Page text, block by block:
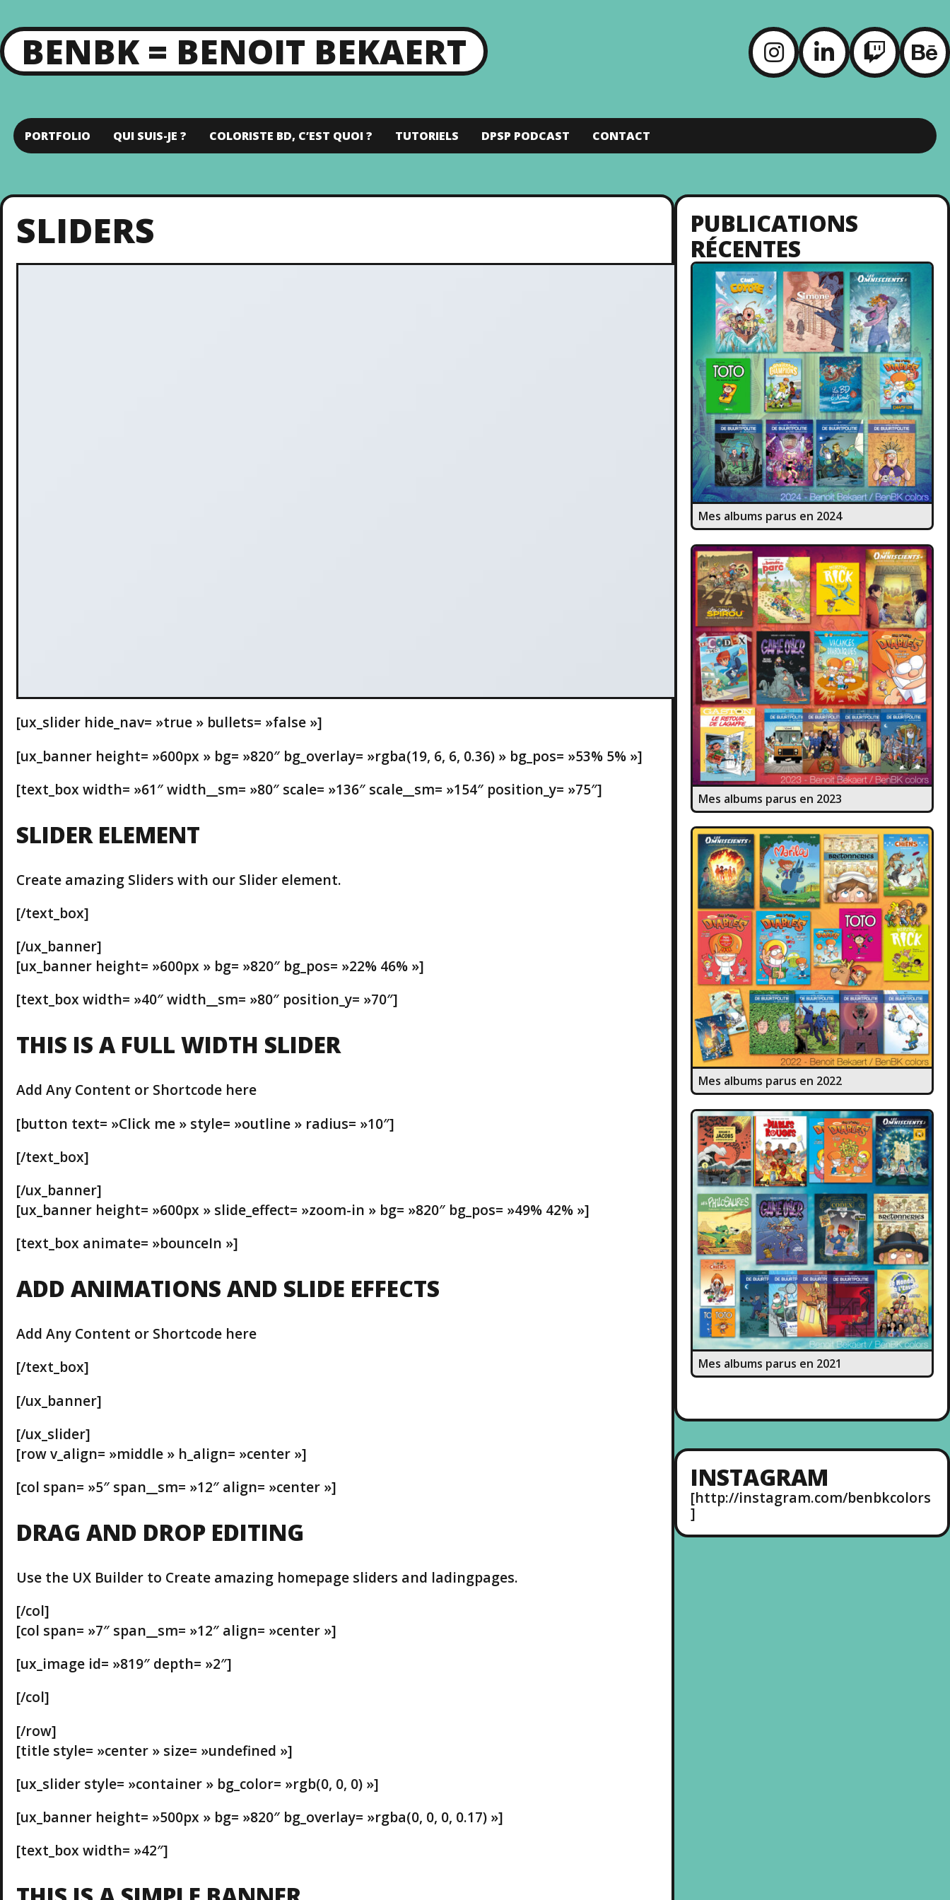
PORTFOLIO QUI SUIS-JE ? COLORISTE BD, C’EST QUOI ? TUTORIELS DPSP PODCAST CONTACT
BENBK = BENOIT BEKAERT
SLIDERS
[ux_slider hide_nav= »true » bullets= »false »]
[ux_banner height= »600px » bg= »820″ bg_overlay= »rgba(19, 6, 6, 0.36) » bg_pos= »53% 5% »]
[text_box width= »61″ width__sm= »80″ scale= »136″ scale__sm= »154″ position_y= »75″]
SLIDER ELEMENT
Create amazing Sliders with our Slider element.
[/text_box]
[/ux_banner]
[ux_banner height= »600px » bg= »820″ bg_pos= »22% 46% »]
[text_box width= »40″ width__sm= »80″ position_y= »70″]
THIS IS A FULL WIDTH SLIDER
Add Any Content or Shortcode here
[button text= »Click me » style= »outline » radius= »10″]
[/text_box]
[/ux_banner]
[ux_banner height= »600px » slide_effect= »zoom-in » bg= »820″ bg_pos= »49% 42% »]
[text_box animate= »bounceIn »]
ADD ANIMATIONS AND SLIDE EFFECTS
Add Any Content or Shortcode here
[/text_box]
[/ux_banner]
[/ux_slider]
[row v_align= »middle » h_align= »center »]
[col span= »5″ span__sm= »12″ align= »center »]
DRAG AND DROP EDITING
Use the UX Builder to Create amazing homepage sliders and ladingpages.
[/col]
[col span= »7″ span__sm= »12″ align= »center »]
[ux_image id= »819″ depth= »2″]
[/col]
[/row]
[title style= »center » size= »undefined »]
[ux_slider style= »container » bg_color= »rgb(0, 0, 0) »]
[ux_banner height= »500px » bg= »820″ bg_overlay= »rgba(0, 0, 0, 0.17) »]
[text_box width= »42″]
PUBLICATIONS
RÉCENTES
Mes albums parus en 2024
Mes albums parus en 2023
Mes albums parus en 2022
Mes albums parus en 2021
INSTAGRAM
[http://instagram.com/benbkcolors
]